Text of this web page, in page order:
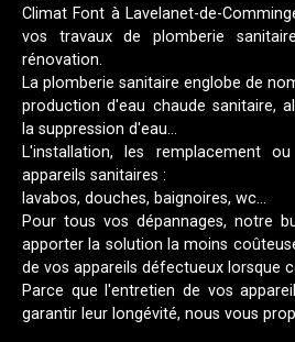
Climat Font à Lavelanet-de-
vos travaux de plomberie
rénovation.
La plomberie sanitaire englobe de
production d'eau chaude sanitaire,
la suppression d'eau...
L'installation, les remplacement
appareils sanitaires :
lavabos, douches, baignoires, wc...
Pour tous vos dépannages, notre
apporter la solution la moins
de vos appareils défectueux lorsque
Parce que l'entretien de vos
garantir leur longévité, nous vous